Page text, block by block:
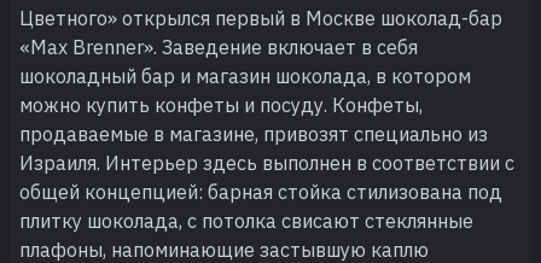
Цветного» открылся первый в Москве шоколад-бар
«Max Brenner». Заведение включает в себя
шоколадный бар и магазин шоколада, в котором
можно купить конфеты и посуду. Конфеты,
продаваемые в магазине, привозят специально из
Израиля. Интерьер здесь выполнен в соответствии с
общей концепцией: барная стойка стилизована под
плитку шоколада, с потолка свисают стеклянные
плафоны, напоминающие застывшую каплю